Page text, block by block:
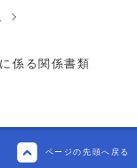
係る関係書類
ページの先頭へ戻る